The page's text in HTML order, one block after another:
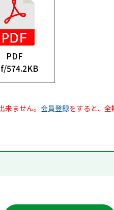
PDF
574.2KB
ません。 会員登録をすると、